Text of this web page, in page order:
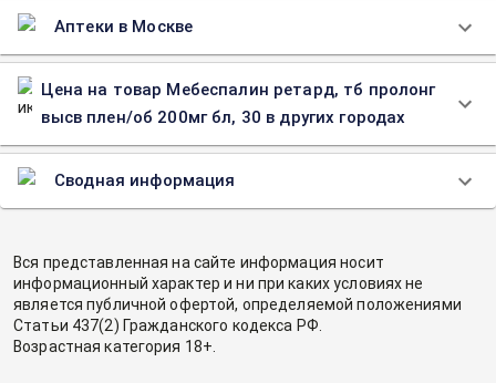
Аптеки в Москве
Цена на товар Мебеспалин ретард, тб пролонг
высв плен/об 200мг бл, 30 в других городах
Сводная информация
Вся представленная на сайте информация носит
информационный характер и ни при каких условиях не
является публичной офертой, определяемой положениями
Статьи 437(2) Гражданского кодекса РФ.
Возрастная категория 18+.